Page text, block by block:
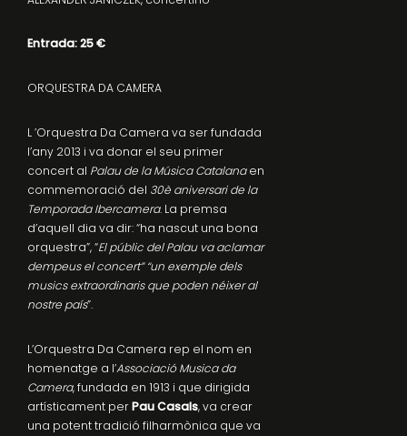
Entrada: 25 €
ORQUESTRA DA CAMERA
L ’Orquestra Da Camera va ser fundada
l’any 2013 i va donar el seu primer
concert al Palau de la Música Catalanaen
commemoració del 30è aniversari de la
Temporada Ibercamera. La premsa
d’aquell dia va dir: “ha nascut una bona
orquestra”, “El públic del Palau va aclamar
dempeus el concert” “un exemple dels
musics extraordinaris que poden néixer al
nostre país”.
L’Orquestra Da Camera rep el nom en
homenatge a l’Associació Musica da
Camera, fundada en 1913 i que dirigida
artísticament perPau Casals, va crear
una potent tradició filharmònica que va